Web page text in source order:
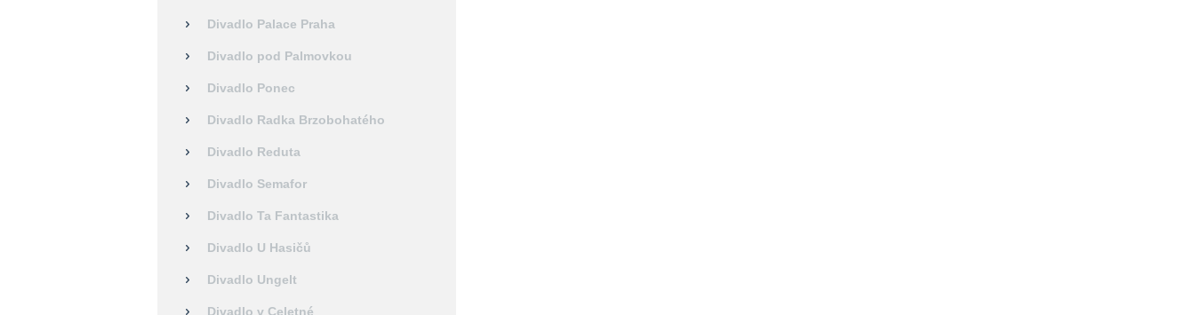
Divadlo Palace Praha
Divadlo pod Palmovkou
Divadlo Ponec
Divadlo Radka Brzobohatého
Divadlo Reduta
Divadlo Semafor
Divadlo Ta Fantastika
Divadlo U Hasičů
Divadlo Ungelt
Divadlo v Celetné